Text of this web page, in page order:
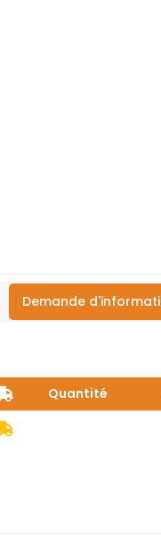
Demande
Quantité